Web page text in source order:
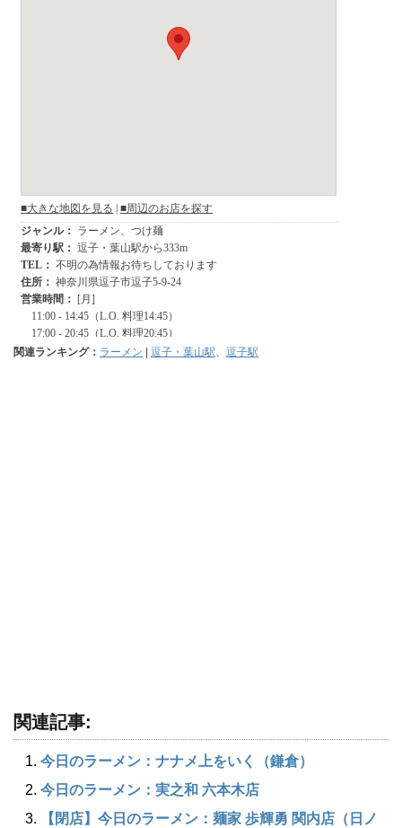
関連ランキング： ラーメン 逗子・葉山駅、 逗子駅
関連記事:
今日のラーメン：ナナメ上をいく（鎌倉）
今日のラーメン：実之和 六本木店
【閉店】今日のラーメン：麺家 歩輝勇 関内店（日ノ